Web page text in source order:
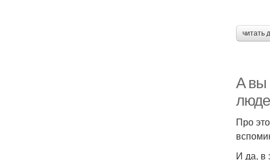
читать
А вы
Про
И да, в